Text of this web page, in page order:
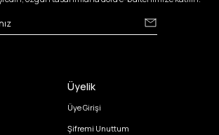
Üyelik
Üye Girişi
Şifremi Unuttum